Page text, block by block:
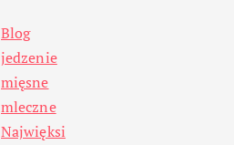
Blog
jedzenie
mięsne
mleczne
Najwięksi